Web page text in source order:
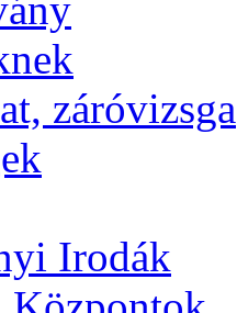
záróvizsga
Irodák